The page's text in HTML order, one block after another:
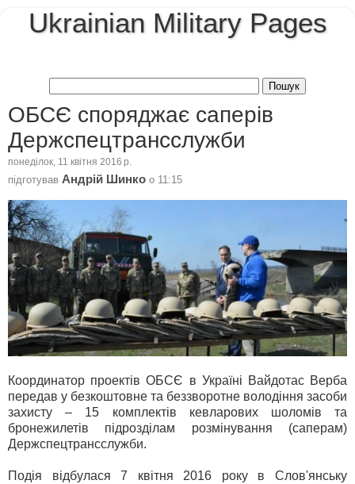
Ukrainian Military Pages
ОБСЄ споряджає саперів
Держспецтрансслужби
понеділок, 11 квітня 2016 р.
підготував Андрій Шинко о 11:15
Координатор проектів ОБСЄ в Україні Вайдотас Верба
передав у безкоштовне та беззворотне володіння засоби
захисту – 15 комплектів кевларових шоломів та
бронежилетів підрозділам розмінування (саперам)
Держспецтрансслужби.
Подія відбулася 7 квітня 2016 року в Слов'янську